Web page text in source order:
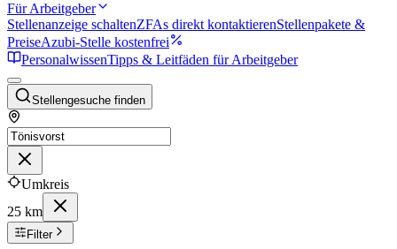
Für Arbeitgeber
Stellenanzeige schaltenZFAs direkt kontaktierenStellenpakete &
PreiseAzubi-Stelle kostenfrei
PersonalwissenTipps & Leitfäden für Arbeitgeber
Stellengesuche finden
Umkreis
25 km
Filter